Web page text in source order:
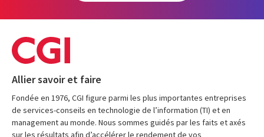
Allier savoir et faire
Fondée en 1976, CGI figure parmi les plus importantes entreprises
de services-conseils en technologie de l’information (TI) et en
management au monde. Nous sommes guidés par les faits et axés